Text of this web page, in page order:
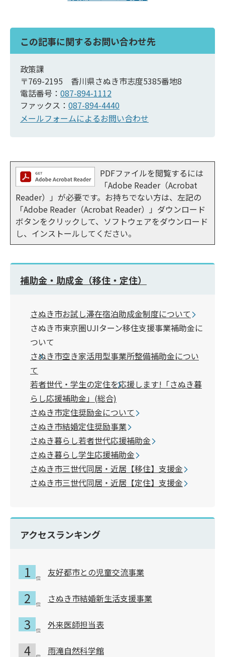
この記事に関するお問い合わせ先
政策課
〒769-2195 香川県さぬき市志度5385番地8
電話番号： 087-894-1112
ファックス： 087-894-4440
メールフォームによるお問い合わせ
PDFファイルを閲覧するには
「Adobe Reader（Acrobat
Reader）」が必要です。お持ちでない方は、左記の
「Adobe Reader（Acrobat Reader）」ダウンロード
ボタンをクリックして、ソフトウェアをダウンロード
し、インストールしてください。
補助金・助成金（移住・定住）
さぬき市お試し滞在宿泊助成金制度について
さぬき市東京圏UJIターン移住支援事業補助金に
ついて
さぬき市空き家活用型事業所整備補助金につい
て
若者世代・学生の定住を応援します!「さぬき暮
らし応援補助金」(総合)
さぬき市定住奨励金について
さぬき市結婚定住奨励事業
さぬき暮らし若者世代応援補助金
さぬき暮らし学生応援補助金
さぬき市三世代同居・近居【移住】支援金
さぬき市三世代同居・近居【定住】支援金
アクセスランキング
友好都市との児童交流事業
さぬき市結婚新生活支援事業
外来医師担当表
雨滝自然科学館